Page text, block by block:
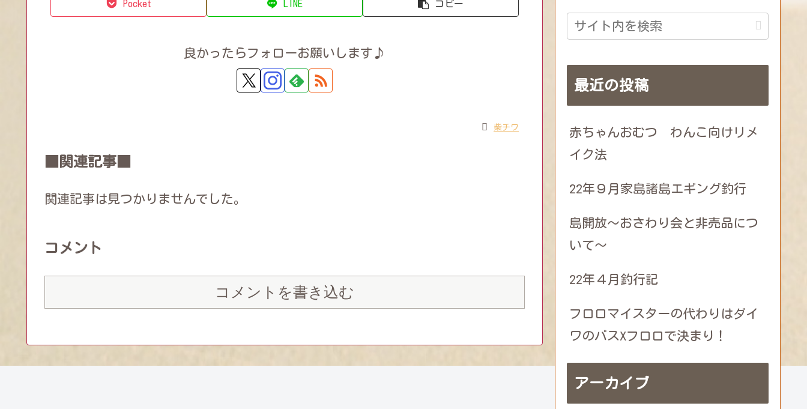
Pocket LINE コピー
良かったらフォローお願いします♪
柴チワ
■関連記事■
関連記事は見つかりませんでした。
コメント
コメントを書き込む
最近の投稿
赤ちゃんおむつ わんこ向けリメ
イク法
22年９月家島諸島エギング釣行
島開放～おさわり会と非売品につ
いて～
22年４月釣行記
フロロマイスターの代わりはダイ
ワのバスXフロロで決まり！
アーカイブ